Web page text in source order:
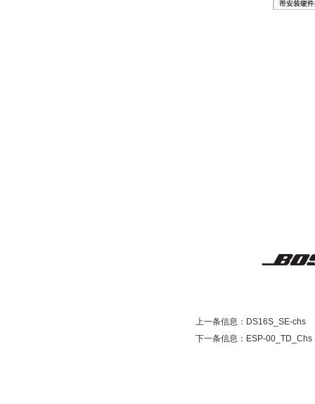
上一条信息： DS16S_SE-chs
下一条信息： ESP-00_TD_Chs